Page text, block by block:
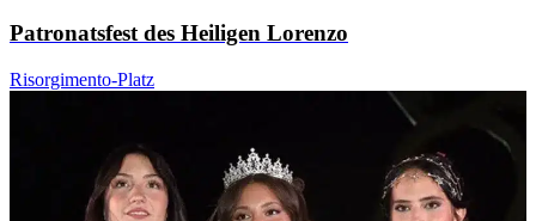
Patronatsfest des Heiligen Lorenzo
Risorgimento-Platz